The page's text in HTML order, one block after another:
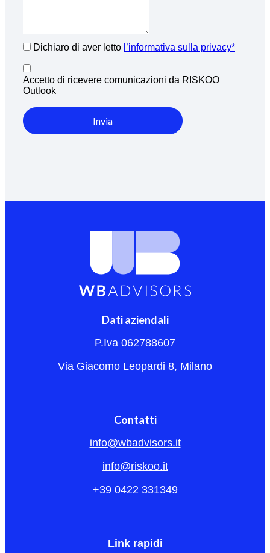
Dichiaro di aver letto l’informativa sulla privacy*
Accetto di ricevere comunicazioni da RISKOO
Outlook
Invia
Dati aziendali
P.Iva 062788607
Via Giacomo Leopardi 8, Milano
Contatti
info@wbadvisors.it
info@riskoo.it
+39 0422 331349
Link rapidi